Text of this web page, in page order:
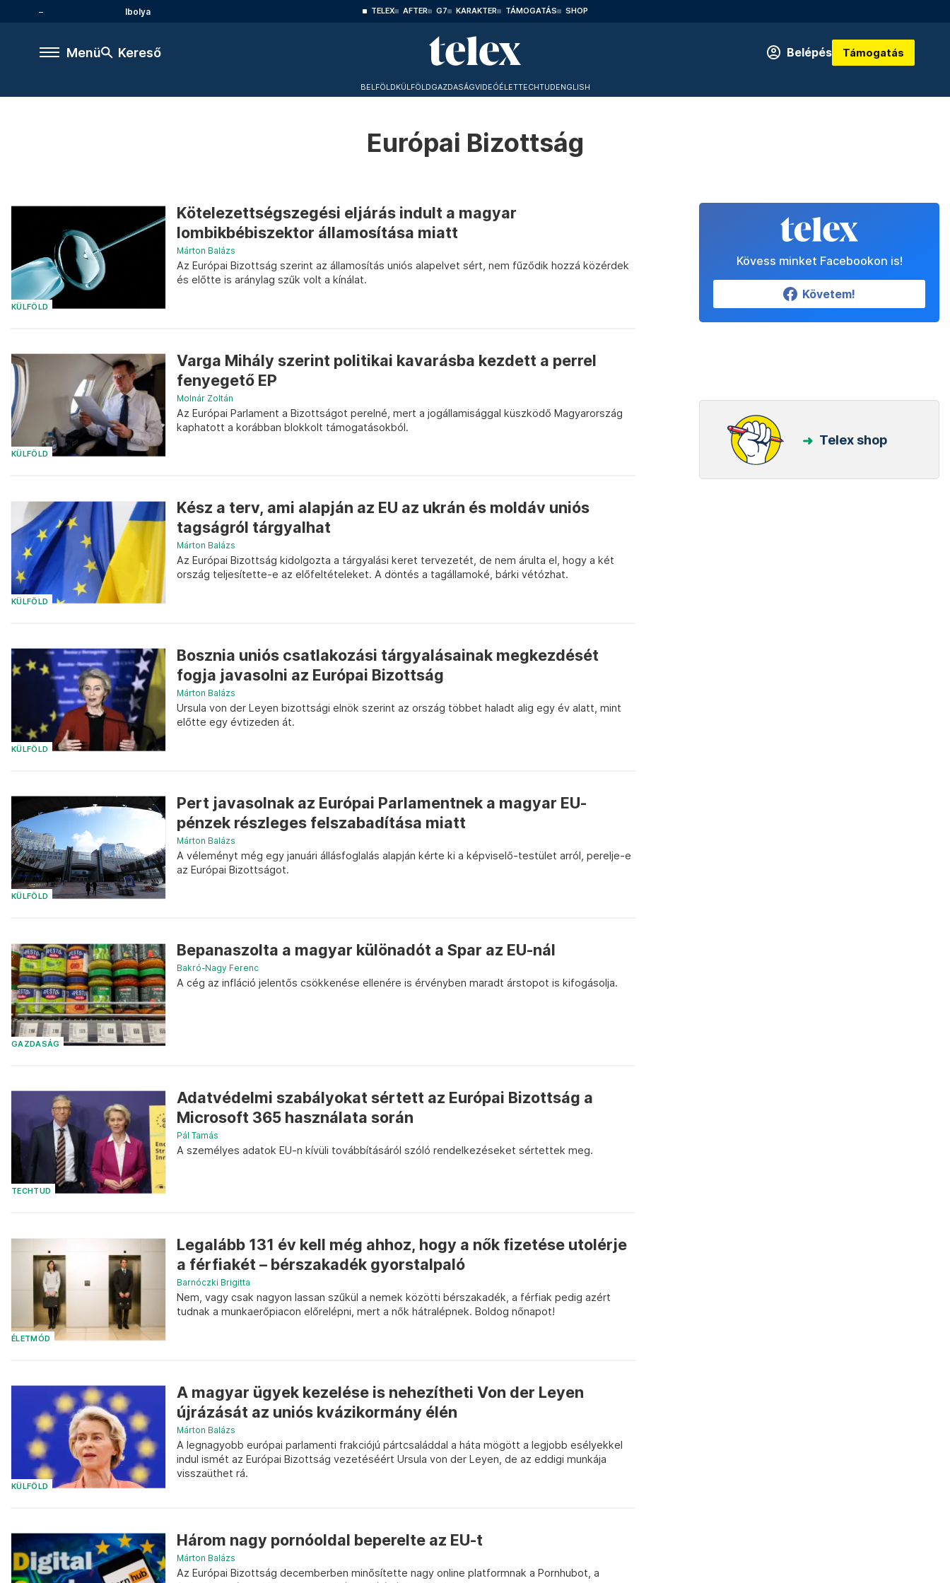
Ibolya TELEX AFTER G7 KARAKTER TÁMOGATÁS SHOP
Menü Kereső Belépés Támogatás
BELFÖLDKÜLFÖLDGAZDASÁGVIDEÓÉLETTECHTUDENGLISH
Európai Bizottság
KÜLFÖLD
Kötelezettségszegési eljárás indult a magyar
lombikbébiszektor államosítása miatt
Márton Balázs
Az Európai Bizottság szerint az államosítás uniós alapelvet sért, nem fűződik hozzá közérdek
és előtte is aránylag szűk volt a kínálat.
KÜLFÖLD
Varga Mihály szerint politikai kavarásba kezdett a perrel
fenyegető EP
Molnár Zoltán
Az Európai Parlament a Bizottságot perelné, mert a jogállamisággal küszködő Magyarország
kaphatott a korábban blokkolt támogatásokból.
KÜLFÖLD
Kész a terv, ami alapján az EU az ukrán és moldáv uniós
tagságról tárgyalhat
Márton Balázs
Az Európai Bizottság kidolgozta a tárgyalási keret tervezetét, de nem árulta el, hogy a két
ország teljesítette-e az előfeltételeket. A döntés a tagállamoké, bárki vétózhat.
KÜLFÖLD
Bosznia uniós csatlakozási tárgyalásainak megkezdését
fogja javasolni az Európai Bizottság
Márton Balázs
Ursula von der Leyen bizottsági elnök szerint az ország többet haladt alig egy év alatt, mint
előtte egy évtizeden át.
KÜLFÖLD
Pert javasolnak az Európai Parlamentnek a magyar EU-
pénzek részleges felszabadítása miatt
Márton Balázs
A véleményt még egy januári állásfoglalás alapján kérte ki a képviselő-testület arról, perelje-e
az Európai Bizottságot.
GAZDASÁG
Bepanaszolta a magyar különadót a Spar az EU-nál
Bakró-Nagy Ferenc
A cég az infláció jelentős csökkenése ellenére is érvényben maradt árstopot is kifogásolja.
TECHTUD
Adatvédelmi szabályokat sértett az Európai Bizottság a
Microsoft 365 használata során
Pál Tamás
A személyes adatok EU-n kívüli továbbításáról szóló rendelkezéseket sértettek meg.
ÉLETMÓD
Legalább 131 év kell még ahhoz, hogy a nők fizetése utolérje
a férfiakét – bérszakadék gyorstalpaló
Barnóczki Brigitta
Nem, vagy csak nagyon lassan szűkül a nemek közötti bérszakadék, a férfiak pedig azért
tudnak a munkaerőpiacon előrelépni, mert a nők hátralépnek. Boldog nőnapot!
KÜLFÖLD
A magyar ügyek kezelése is nehezítheti Von der Leyen
újrázását az uniós kvázikormány élén
Márton Balázs
A legnagyobb európai parlamenti frakciójú pártcsaláddal a háta mögött a legjobb esélyekkel
indul ismét az Európai Bizottság vezetéséért Ursula von der Leyen, de az eddigi munkája
visszaüthet rá.
Három nagy pornóoldal beperelte az EU-t
Márton Balázs
Az Európai Bizottság decemberben minősítette nagy online platformnak a Pornhubot, a
Kövess minket Facebookon is!
Követem!
Telex shop